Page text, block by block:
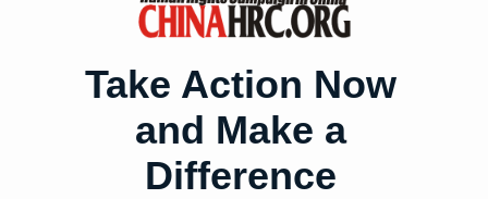
Take Action Now
and Make a
Difference